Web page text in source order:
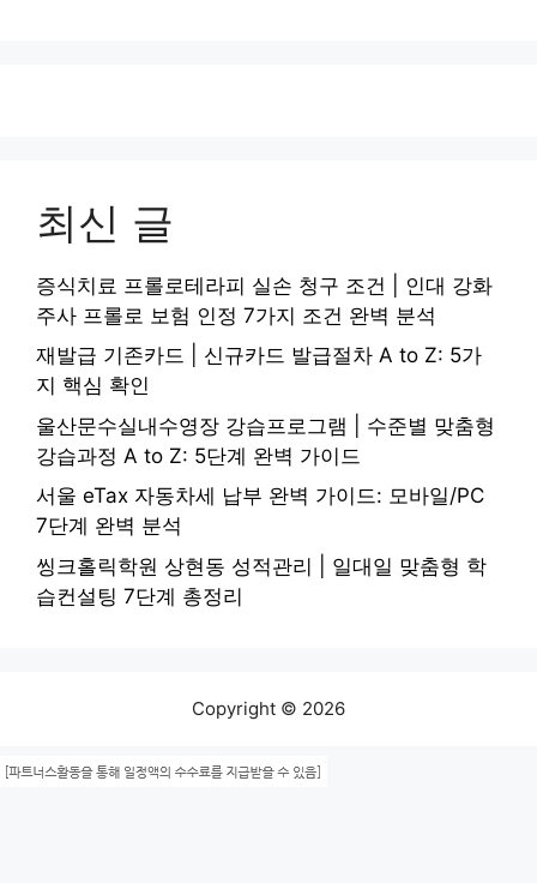
최신 글
증식치료 프롤로테라피 실손 청구 조건 | 인대 강화
주사 프롤로 보험 인정 7가지 조건 완벽 분석
재발급 기존카드 | 신규카드 발급절차 A to Z: 5가
지 핵심 확인
울산문수실내수영장 강습프로그램 | 수준별 맞춤형
강습과정 A to Z: 5단계 완벽 가이드
서울 eTax 자동차세 납부 완벽 가이드: 모바일/PC
7단계 완벽 분석
씽크홀릭학원 상현동 성적관리 | 일대일 맞춤형 학
습컨설팅 7단계 총정리
Copyright © 2026